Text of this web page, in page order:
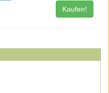
Kaufen!